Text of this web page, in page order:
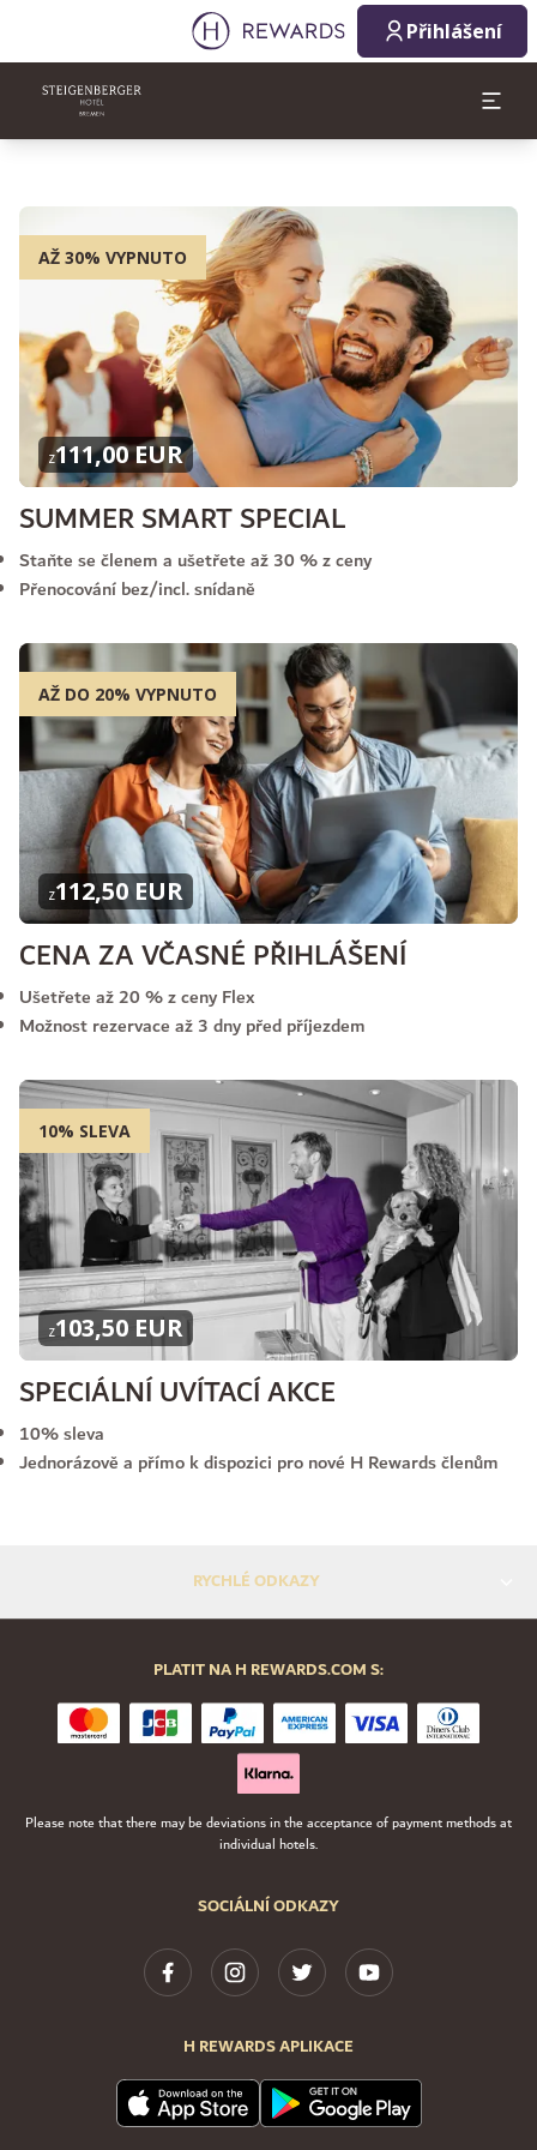
Přihlášení
AŽ 30% VYPNUTO
z111,00 EUR
SUMMER SMART SPECIAL
Staňte se členem a ušetřete až 30 % z ceny
Přenocování bez/incl. snídaně
AŽ DO 20% VYPNUTO
z112,50 EUR
CENA ZA VČASNÉ PŘIHLÁŠENÍ
Ušetřete až 20 % z ceny Flex
Možnost rezervace až 3 dny před příjezdem
10% SLEVA
z103,50 EUR
SPECIÁLNÍ UVÍTACÍ AKCE
10% sleva
Jednorázově a přímo k dispozici pro nové H Rewards členům
RYCHLÉ ODKAZY
SOCIÁLNÍ ODKAZY
H REWARDS APLIKACE
PLATIT NA H REWARDS.COM S:
Please note that there may be deviations in the acceptance of payment methods at
individual hotels.